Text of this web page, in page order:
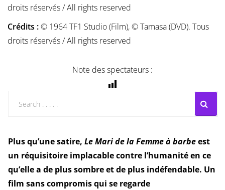
droits réservés / All rights reserved
Crédits :© 1964 TF1 Studio (Film), © Tamasa (DVD). Tous
droits réservés / All rights reserved
Note des spectateurs :
Plus qu’une satire, Le Mari de la Femme à barbeest
un réquisitoire implacable contre l’humanité en ce
qu’elle a de plus sombre et de plus indéfendable. Un
film sans compromis qui se regarde